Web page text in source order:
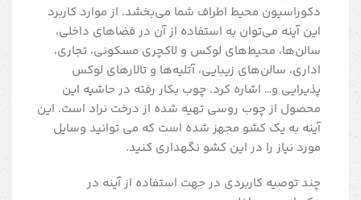
دکوراسیون محیط اطراف شما می‌بخشد. از موارد کاربرد
این آینه می‌توان به استفاده از آن در فضاهای داخلی،
سالن‌ها، محیط‌های لوکس و لاکچری مسکونی، تجاری،
اداری، سالن‌های زیبایی، آتلیه‌ها و تالارهای لوکس
پذيرايي و… اشاره کرد. چوب بکار رفته در حاشیه این
محصول از چوب روسی تهیه شده از درخت نراد است. این
آینه به یک کشو مجهز شده است که می توانید وسایل
مورد نیاز را در این کشو نگهداری کنید.
چند توصیه کاربردی در جهت استفاده از آینه در